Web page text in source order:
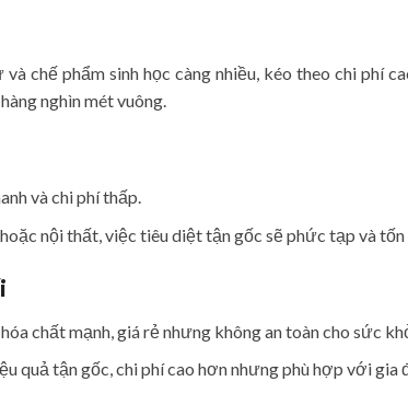
chế phẩm sinh học càng nhiều, kéo theo chi phí
nghìn mét vuông.
và chi phí thấp.
nội thất, việc tiêu diệt tận gốc sẽ phức tạp và tốn
chất mạnh, giá rẻ nhưng không an toàn cho sức
quả tận gốc, chi phí cao hơn nhưng phù hợp với gia